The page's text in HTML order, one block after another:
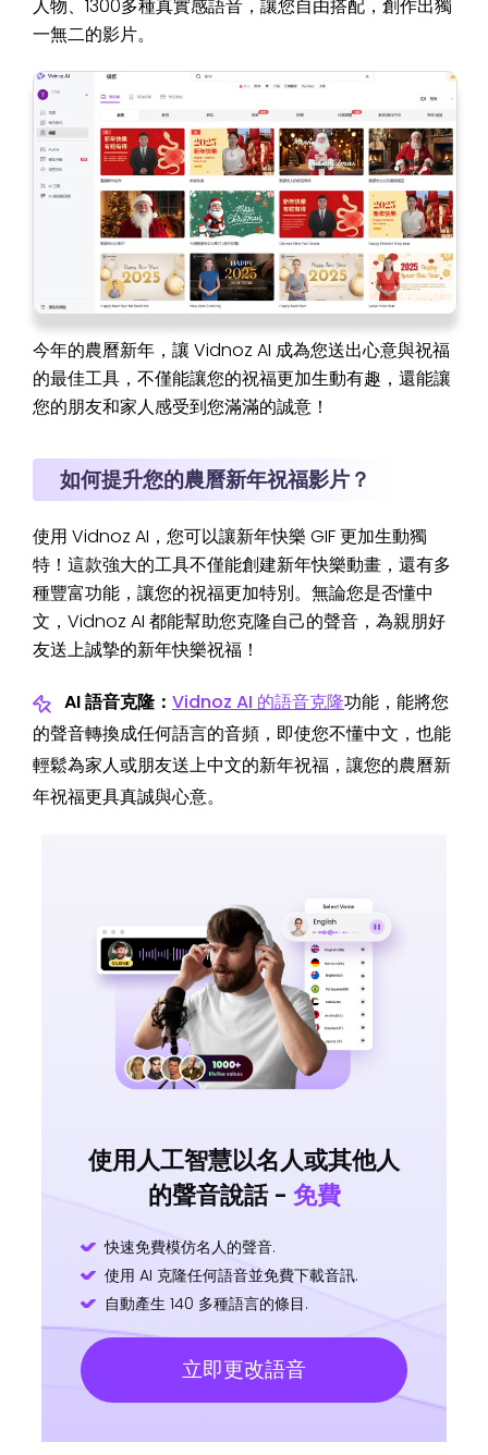
人物、1300多種真實感語音，讓您自由搭配，創作出獨
一無二的影片。
今年的農曆新年，讓 Vidnoz AI 成為您送出心意與祝福
的最佳工具，不僅能讓您的祝福更加生動有趣，還能讓
您的朋友和家人感受到您滿滿的誠意！
如何提升您的農曆新年祝福影片？
使用 Vidnoz AI，您可以讓新年快樂 GIF 更加生動獨
特！這款強大的工具不僅能創建新年快樂動畫，還有多
種豐富功能，讓您的祝福更加特別。無論您是否懂中
文，Vidnoz AI 都能幫助您克隆自己的聲音，為親朋好
友送上誠摯的新年快樂祝福！
AI 語音克隆： Vidnoz AI 的語音克隆功能，能將您
的聲音轉換成任何語言的音頻，即使您不懂中文，也能
輕鬆為家人或朋友送上中文的新年祝福，讓您的農曆新
年祝福更具真誠與心意。
使用人工智慧以名人或其他人
的聲音說話 - 免費
快速免費模仿名人的聲音.
使用 AI 克隆任何語音並免費下載音訊.
自動產生 140 多種語言的條目.
立即更改語音